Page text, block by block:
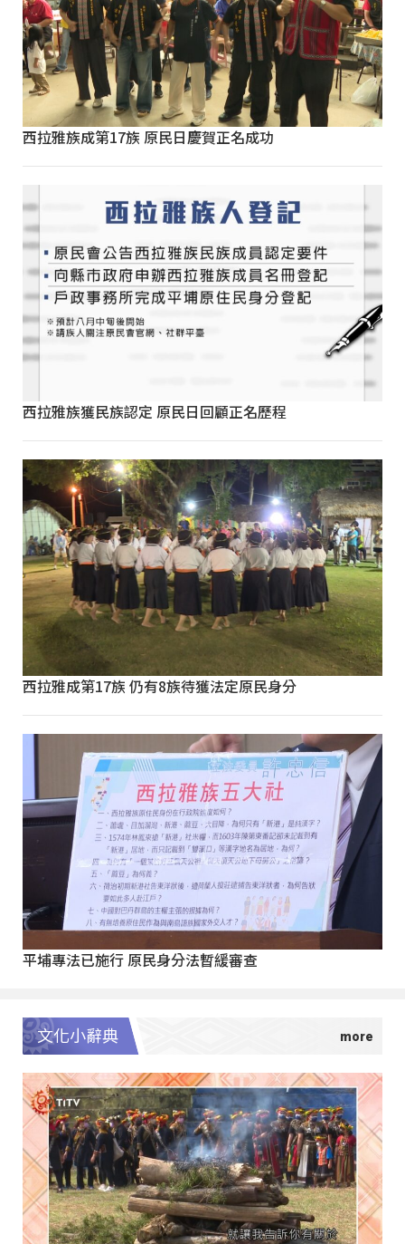
西拉雅族成第17族 原民日慶賀正名成功
西拉雅族獲民族認定 原民日回顧正名歷程
西拉雅成第17族 仍有8族待獲法定原民身分
平埔專法已施行 原民身分法暫緩審查
文化小辭典